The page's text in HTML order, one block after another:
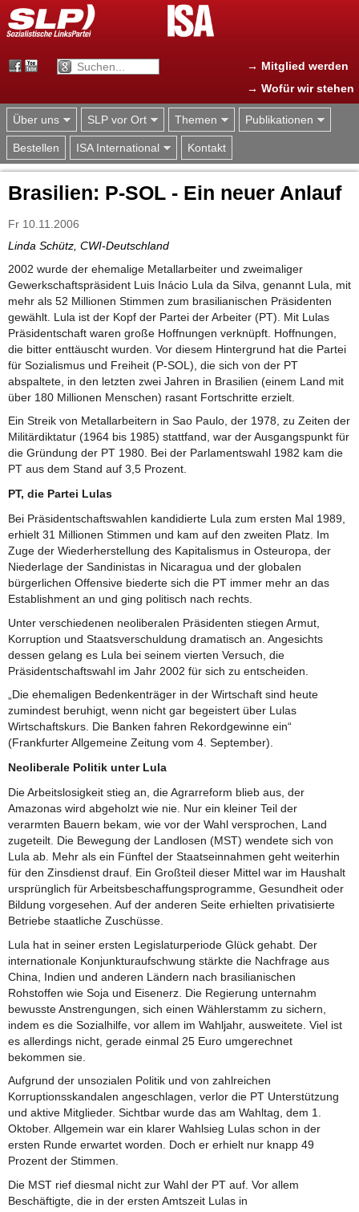
Jump to navigation
→ Mitglied werden
→ Wofür wir stehen
Über uns SLP vor Ort Themen Publikationen
Bestellen ISA International Kontakt
Brasilien: P-SOL - Ein neuer Anlauf
Fr 10.11.2006
Linda Schütz, CWI-Deutschland
2002 wurde der ehemalige Metallarbeiter und zweimaliger
Gewerkschaftspräsident Luis Inácio Lula da Silva, genannt Lula, mit
mehr als 52 Millionen Stimmen zum brasilianischen Präsidenten
gewählt. Lula ist der Kopf der Partei der Arbeiter (PT). Mit Lulas
Präsidentschaft waren große Hoffnungen verknüpft. Hoffnungen,
die bitter enttäuscht wurden. Vor diesem Hintergrund hat die Partei
für Sozialismus und Freiheit (P-SOL), die sich von der PT
abspaltete, in den letzten zwei Jahren in Brasilien (einem Land mit
über 180 Millionen Menschen) rasant Fortschritte erzielt.
Ein Streik von Metallarbeitern in Sao Paulo, der 1978, zu Zeiten der
Militärdiktatur (1964 bis 1985) stattfand, war der Ausgangspunkt für
die Gründung der PT 1980. Bei der Parlamentswahl 1982 kam die
PT aus dem Stand auf 3,5 Prozent.
PT, die Partei Lulas
Bei Präsidentschaftswahlen kandidierte Lula zum ersten Mal 1989,
erhielt 31 Millionen Stimmen und kam auf den zweiten Platz. Im
Zuge der Wiederherstellung des Kapitalismus in Osteuropa, der
Niederlage der Sandinistas in Nicaragua und der globalen
bürgerlichen Offensive biederte sich die PT immer mehr an das
Establishment an und ging politisch nach rechts.
Unter verschiedenen neoliberalen Präsidenten stiegen Armut,
Korruption und Staatsverschuldung dramatisch an. Angesichts
dessen gelang es Lula bei seinem vierten Versuch, die
Präsidentschaftswahl im Jahr 2002 für sich zu entscheiden.
„Die ehemaligen Bedenkenträger in der Wirtschaft sind heute
zumindest beruhigt, wenn nicht gar begeistert über Lulas
Wirtschaftskurs. Die Banken fahren Rekordgewinne ein“
(Frankfurter Allgemeine Zeitung vom 4. September).
Neoliberale Politik unter Lula
Die Arbeitslosigkeit stieg an, die Agrarreform blieb aus, der
Amazonas wird abgeholzt wie nie. Nur ein kleiner Teil der
verarmten Bauern bekam, wie vor der Wahl versprochen, Land
zugeteilt. Die Bewegung der Landlosen (MST) wendete sich von
Lula ab. Mehr als ein Fünftel der Staatseinnahmen geht weiterhin
für den Zinsdienst drauf. Ein Großteil dieser Mittel war im Haushalt
ursprünglich für Arbeitsbeschaffungsprogramme, Gesundheit oder
Bildung vorgesehen. Auf der anderen Seite erhielten privatisierte
Betriebe staatliche Zuschüsse.
Lula hat in seiner ersten Legislaturperiode Glück gehabt. Der
internationale Konjunkturaufschwung stärkte die Nachfrage aus
China, Indien und anderen Ländern nach brasilianischen
Rohstoffen wie Soja und Eisenerz. Die Regierung unternahm
bewusste Anstrengungen, sich einen Wählerstamm zu sichern,
indem es die Sozialhilfe, vor allem im Wahljahr, ausweitete. Viel ist
es allerdings nicht, gerade einmal 25 Euro umgerechnet
bekommen sie.
Aufgrund der unsozialen Politik und von zahlreichen
Korruptionsskandalen angeschlagen, verlor die PT Unterstützung
und aktive Mitglieder. Sichtbar wurde das am Wahltag, dem 1.
Oktober. Allgemein war ein klarer Wahlsieg Lulas schon in der
ersten Runde erwartet worden. Doch er erhielt nur knapp 49
Prozent der Stimmen.
Die MST rief diesmal nicht zur Wahl der PT auf. Vor allem
Beschäftigte, die in der ersten Amtszeit Lulas in